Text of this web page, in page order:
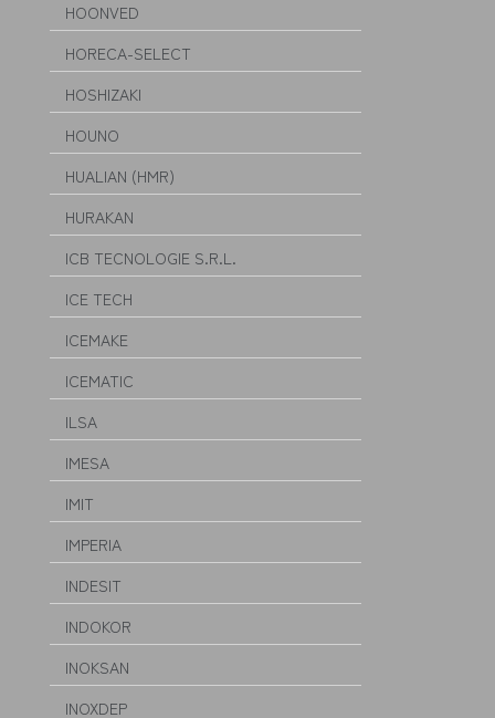
HOONVED
HORECA-SELECT
HOSHIZAKI
HOUNO
HUALIAN (HMR)
HURAKAN
ICB TECNOLOGIE S.R.L.
ICE TECH
ICEMAKE
ICEMATIC
ILSA
IMESA
IMIT
IMPERIA
INDESIT
INDOKOR
INOKSAN
INOXDEP